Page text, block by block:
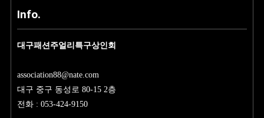
Info.
대구패션주얼리특구상인회
association88@nate.com
대구 중구 동성로 80-15 2층
전화 : 053-424-9150